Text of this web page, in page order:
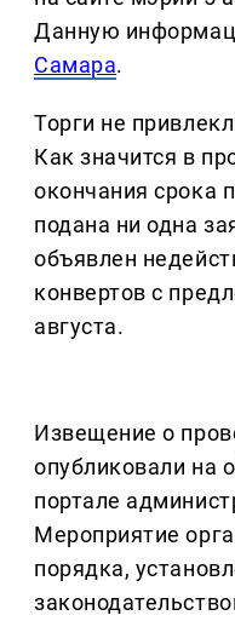
Данную
Самара.
Торги не
Как значится в
окончания срока
подана ни одна
объявлен
конвертов с
августа.
Извещение о
опубликовали на
портале
Мероприятие
порядка,